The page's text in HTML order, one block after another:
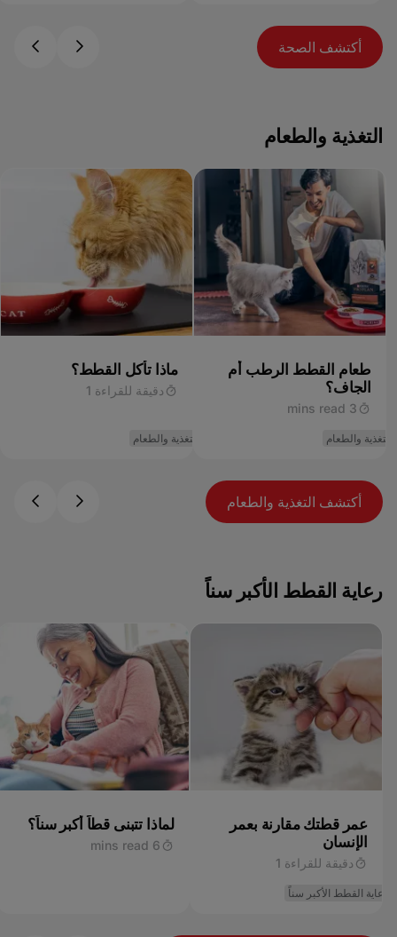
أكتشف الصحة
التغذية والطعام
طعام القطط الرطب أم
الجاف؟
3 mins read
التغذية والطعام
ماذا تأكل القطط؟
دقيقة للقراءة 1
التغذية والطعام
أكتشف التغذية والطعام
رعاية القطط الأكبر سناً
عمر قطتك مقارنة بعمر
الإنسان
دقيقة للقراءة 1
رعاية القطط الأكبر سناً
لماذا تتبنى قطاً أكبر سناً؟
6 mins read